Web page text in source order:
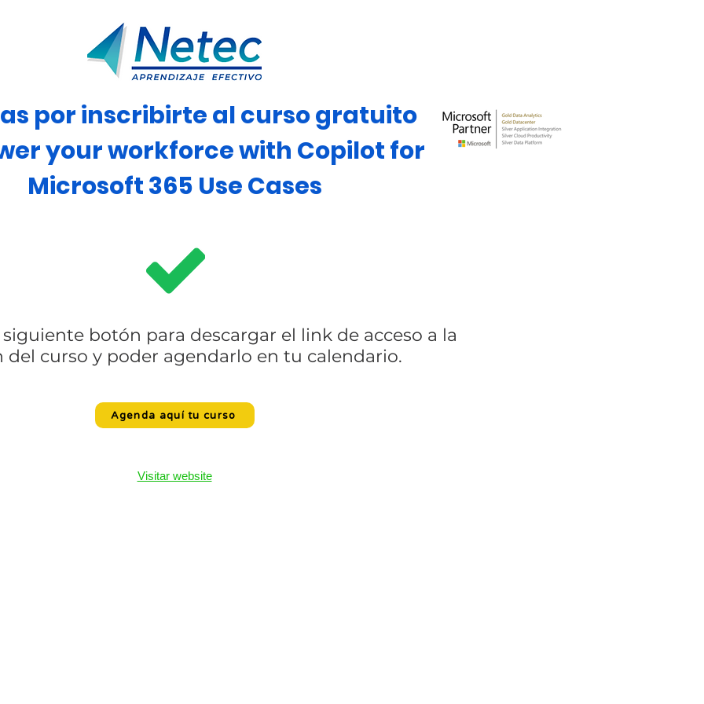
por inscribirte al curso gratuito
your workforce with Copilot for
Microsoft 365 Use Cases
siguiente botón para descargar el link de acceso a la
del curso y poder agendarlo en tu calendario.
Agenda aquí tu curso
Visitar website